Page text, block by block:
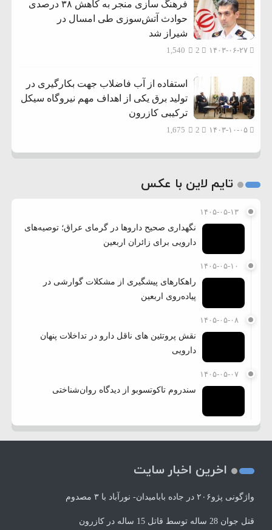
فرهنگ سازی منجر به کاهش ۳۸ درصدی
حوادث آتش‌سوزی طی امسال در
شیراز شد
۱۴۰۳-۰۶-۲۷ 1,540
استفاده از آب فاضلاب جهت بکارگیری در
تولید برق یکی از اهداف مهم نیروگاه سیکل
ترکیبی کازرون
۱۴۰۳-۱۰-۰۵ 1,675
تایم لاین با عکس
۱۴۰۵-۰۵-۱۳
نگهداری صحیح داروها در گرمای عراق؛ توصیه‌های
دارویی برای زائران اربعین
۱۴۰۵-۰۵-۱۰
راهکارهای پیشگیری از مشکلات گوارشی در
پیاده‌روی اربعین
۱۴۰۵-۰۵-۰۸
نقش پروتئین های ناقل دارو در تداخلات پنهان
دارویی
۱۴۰۵-۰۵-۰۷
سندروم تاکوتسوبو از دیدگاه روان‌شناختی
اخرین اخبار سایت
واژگونی پژو۲۰۶ در جاده بابامیدان- نورآباد با ۳ مصدوم
قتل جوان 28 ساله توسط قاتل 15 ساله در کازرون